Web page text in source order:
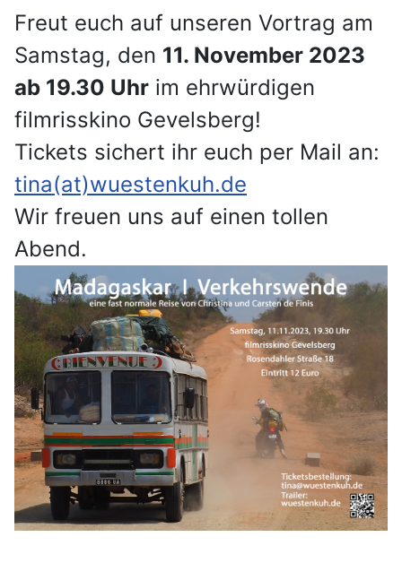
Freut euch auf unseren Vortrag am
Samstag, den 11. November 2023
ab 19.30 Uhr im ehrwürdigen
filmrisskino Gevelsberg!
Tickets sichert ihr euch per Mail an:
tina(at)wuestenkuh.de
Wir freuen uns auf einen tollen
Abend.